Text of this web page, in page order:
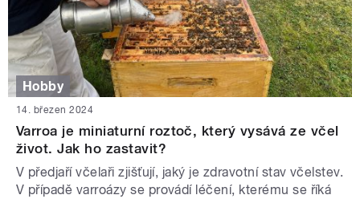
Hobby
14. březen 2024
Varroa je miniaturní roztoč, který vysává ze včel
život. Jak ho zastavit?
V předjaří včelaři zjišťují, jaký je zdravotní stav včelstev.
V případě varroázy se provádí léčení, kterému se říká